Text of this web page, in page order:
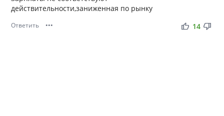
действительности,заниженная по рынку
Ответить ••• thumb_up thumb_down
14